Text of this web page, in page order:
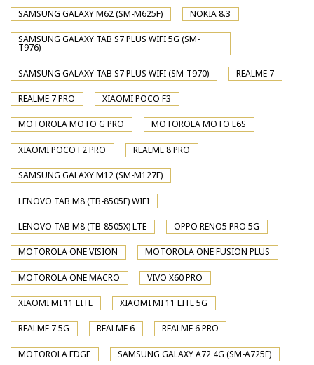
SAMSUNG GALAXY M62 (SM-M625F) NOKIA 8.3
SAMSUNG GALAXY TAB S7 PLUS WIFI 5G (SM-
T976)
SAMSUNG GALAXY TAB S7 PLUS WIFI (SM-T970) REALME 7
REALME 7 PRO XIAOMI POCO F3
MOTOROLA MOTO G PRO MOTOROLA MOTO E6S
XIAOMI POCO F2 PRO REALME 8 PRO
SAMSUNG GALAXY M12 (SM-M127F)
LENOVO TAB M8 (TB-8505F) WIFI
LENOVO TAB M8 (TB-8505X) LTE OPPO RENO5 PRO 5G
MOTOROLA ONE VISION MOTOROLA ONE FUSION PLUS
MOTOROLA ONE MACRO VIVO X60 PRO
XIAOMI MI 11 LITE XIAOMI MI 11 LITE 5G
REALME 7 5G REALME 6 REALME 6 PRO
MOTOROLA EDGE SAMSUNG GALAXY A72 4G (SM-A725F)